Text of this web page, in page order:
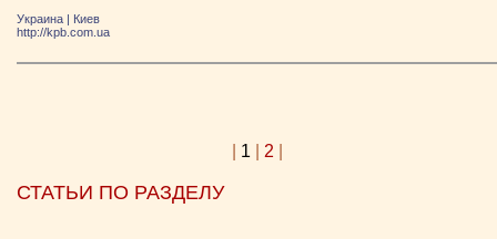
Украина | Киев
http://kpb.com.ua
1 2
СТАТЬИ ПО РАЗДЕЛУ